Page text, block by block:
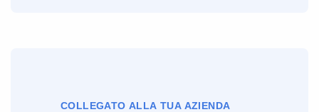
COLLEGATO ALLA TUA AZIENDA